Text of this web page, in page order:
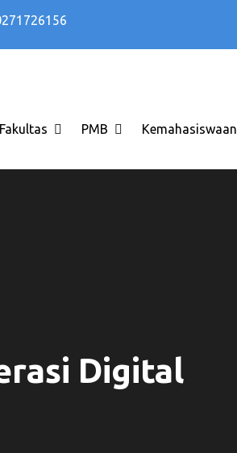
Fakultas PMB Kemahasiswaan
Digital